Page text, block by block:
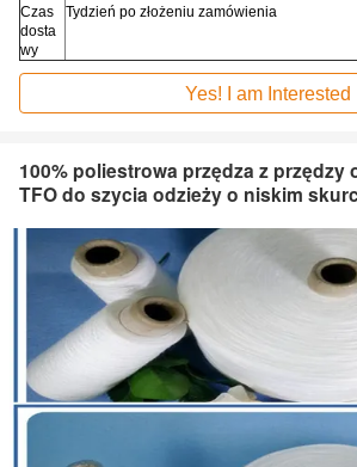
Czas
dosta
wy
Tydzień po złożeniu zamówienia
Yes! I am Interested
100% poliestrowa przędza z przędzy
TFO do szycia odzieży o niskim